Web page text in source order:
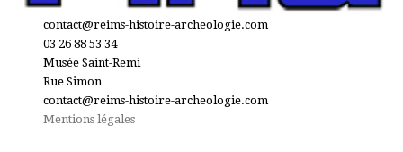
contact@reims-histoire-archeologie.com
03 26 88 53 34
Musée Saint-Remi
Rue Simon
contact@reims-histoire-archeologie.com
Mentions légales